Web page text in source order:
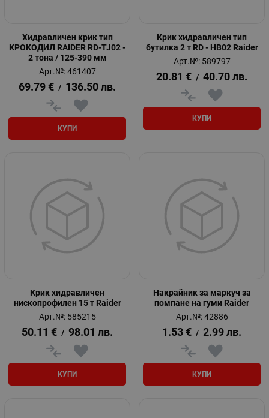
Хидравличен крик тип
КРОКОДИЛ RAIDER RD-TJ02 -
2 тона / 125-390 мм
Арт.№: 461407
69.79 € / 136.50 лв.
КУПИ
Крик хидравличен тип
бутилка 2 т RD - HB02 Raider
Арт.№: 589797
20.81 € / 40.70 лв.
КУПИ
Крик хидравличен
нископрофилен 15 т Raider
Арт.№: 585215
50.11 € / 98.01 лв.
КУПИ
Накрайник за маркуч за
помпане на гуми Raider
Арт.№: 42886
1.53 € / 2.99 лв.
КУПИ